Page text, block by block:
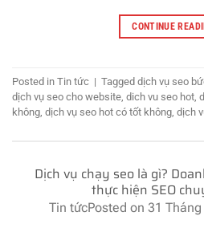
CONTINUE
Posted in Tin tức | Tagged dịch vụ seo
dịch vụ seo cho website dich vu seo hot
không dịch vụ seo hot có tốt không dịch
Dịch vụ chạy seo là gì?
thực hiện SEO
Tin tứcPosted on 31